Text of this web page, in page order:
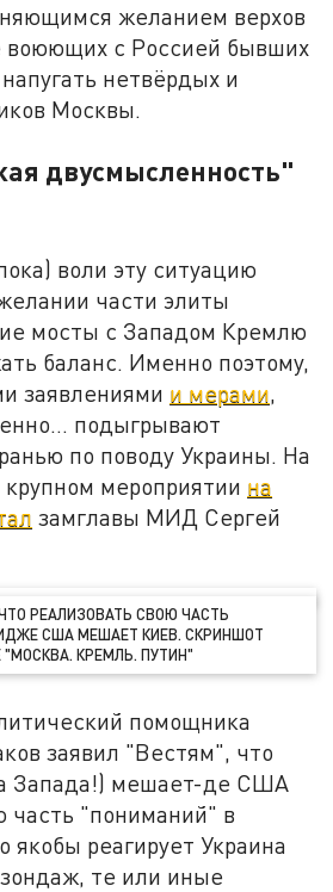
желанием верхов
воюющих с Россией бывших
нетвёрдых и
Москвы.
двусмысленность"
воли эту ситуацию
части элиты
мосты с Западом Кремлю
баланс. Именно поэтому,
заявлениями и мерами,
подыгрывают
по поводу Украины. На
мероприятии на
замглавы МИД Сергей
РЕАЛИЗОВАТЬ СВОЮ ЧАСТЬ
США МЕШАЕТ КИЕВ. СКРИНШОТ
КРЕМЛЬ. ПУТИН"
помощника
заявил "Вестям", что
Запада!) мешает-де США
часть "пониманий" в
якобы реагирует Украина
те или иные